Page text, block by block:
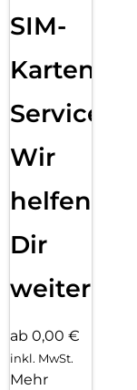
SIM-
Karten
Service:
Wir
helfen
Dir
weiter
ab 0,00 €
inkl. MwSt.
Mehr